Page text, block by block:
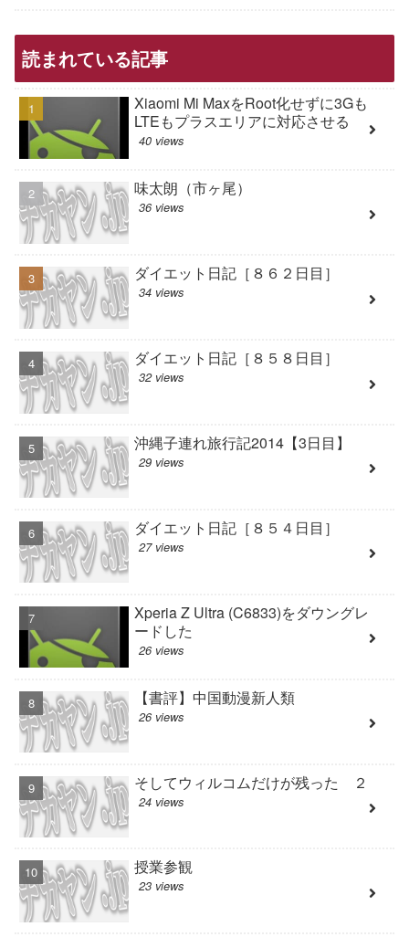
読まれている記事
Xiaomi Mi MaxをRoot化せずに3Gも
LTEもプラスエリアに対応させる
40 views
味太朗（市ヶ尾）
36 views
ダイエット日記［８６２日目］
34 views
ダイエット日記［８５８日目］
32 views
沖縄子連れ旅行記2014【3日目】
29 views
ダイエット日記［８５４日目］
27 views
Xperia Z Ultra (C6833)をダウングレ
ードした
26 views
【書評】中国動漫新人類
26 views
そしてウィルコムだけが残った ２
24 views
授業参観
23 views